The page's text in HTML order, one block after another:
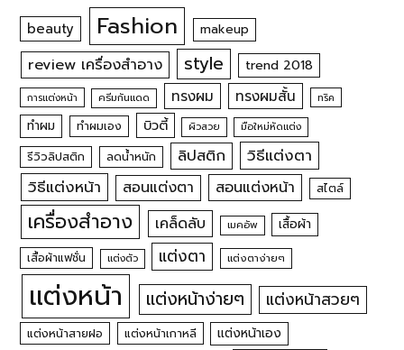
beauty Fashion makeup
review เครื่องสำอาง style trend 2018
การแต่งหน้า ครีมกันแดด ทรงผม ทรงผมสั้น ทริค
ทำผม ทำผมเอง บิวตี้ ผิวสวย มือใหม่หัดแต่ง
รีวิวลิปสติก ลดน้ำหนัก ลิปสติก
วิธีแต่งตา
วิธีแต่งหน้า
สอนแต่งตา สอนแต่งหน้า สไตล์
เครื่องสำอาง เคล็ดลับ เมคอัพ เสื้อผ้า
เสื้อผ้าแฟชั่น แต่งตัว แต่งตา แต่งตาง่ายๆ
แต่งหน้า แต่งหน้าง่ายๆ แต่งหน้าสวยๆ
แต่งหน้าสายฝอ แต่งหน้าเกาหลี แต่งหน้าเอง